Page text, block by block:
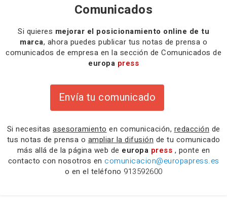
Comunicados
Si quieres mejorar el posicionamiento online de tu
marca, ahora puedes publicar tus notas de prensa o
comunicados de empresa en la sección de Comunicados de
europa press
Envía tu comunicado
Si necesitas asesoramiento en comunicación, redacción de
tus notas de prensa o ampliar la difusión de tu comunicado
más allá de la página web de europa press , ponte en
contacto con nosotros en comunicacion@europapress.es
o en el teléfono 913592600